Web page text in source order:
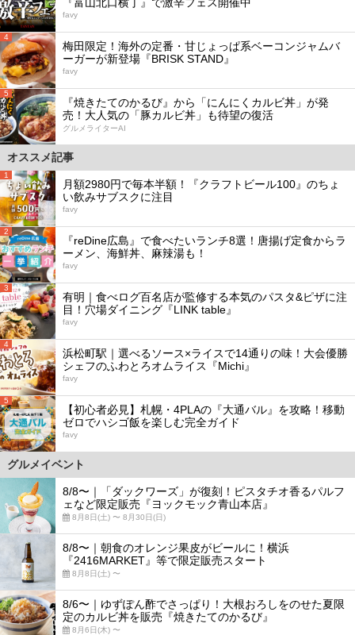
favy
4
梅田限定！海外の定番・甘じょっぱ系ベーコンジャムバ
ーガーが新登場『BRISK STAND』
favy
5
『焼きたてのかるび』から「にんにくカルビ丼」が発
売！大人気の「豚カルビ丼」も待望の復活
グルメライターAI
オススメ記事
1
月額2980円で毎本半額！『クラフトビール100』のちょ
い飲みサブスクに注目
favy
2
『reDine広島』で食べたいランチ8選！唐揚げ定食からラ
ーメン、海鮮丼、麻辣湯も！
favy
3
有明｜食べログ百名店が監修する本気のパスタ&ピザに注
目！穴場ダイニング『LINK table』
favy
4
浜松町駅｜選べるソース×ライスで14通りの味！大会優勝
シェフのふわとろオムライス『Michi』
favy
5
【初心者必見】札幌・4PLAの『大通バル』を攻略！移動
ゼロでハシゴ飯を楽しむ完全ガイド
favy
グルメイベント
8/8〜｜「ダックワーズ」が復刻！ピスタチオ香るパルフ
ェなど限定販売『ヨックモック青山本店』
8月8日(土) 〜 8月30日(日)
8/8〜｜朝食のオレンジ果皮がビールに！横浜
『2416MARKET』等で限定販売スタート
8月8日(土) 〜
8/6〜｜ゆずぽん酢でさっぱり！大根おろしをのせた夏限
定のカルビ丼を販売『焼きたてのかるび』
8月6日(木) 〜